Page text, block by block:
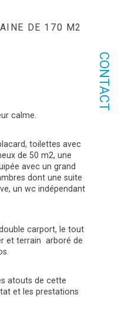
CONTACT
DE 170 M2
calme.
toilettes avec
de 50 m2, une
avec un grand
dont une suite
un wc indépendant
carport, le tout
et terrain  arboré de
atouts de cette
et les prestations